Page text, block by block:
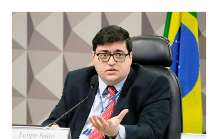
algum tempo no sábado e domingo para leituras mais
aprofundadas de boas histórias e materiais informativos.
Empresas que acumulam bitcoin […]